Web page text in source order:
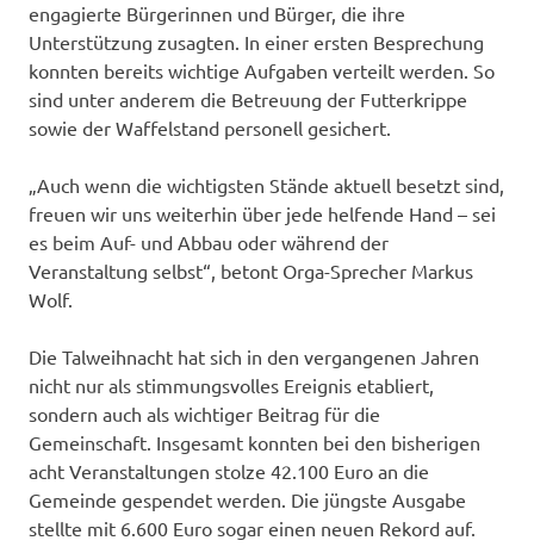
engagierte Bürgerinnen und Bürger, die ihre
Unterstützung zusagten. In einer ersten Besprechung
konnten bereits wichtige Aufgaben verteilt werden. So
sind unter anderem die Betreuung der Futterkrippe
sowie der Waffelstand personell gesichert.
„Auch wenn die wichtigsten Stände aktuell besetzt sind,
freuen wir uns weiterhin über jede helfende Hand – sei
es beim Auf- und Abbau oder während der
Veranstaltung selbst“, betont Orga-Sprecher Markus
Wolf.
Die Talweihnacht hat sich in den vergangenen Jahren
nicht nur als stimmungsvolles Ereignis etabliert,
sondern auch als wichtiger Beitrag für die
Gemeinschaft. Insgesamt konnten bei den bisherigen
acht Veranstaltungen stolze 42.100 Euro an die
Gemeinde gespendet werden. Die jüngste Ausgabe
stellte mit 6.600 Euro sogar einen neuen Rekord auf.